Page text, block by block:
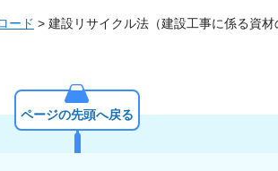
ード > 建設リサイクル法（建設工事に係る資
ページの先頭へ戻る